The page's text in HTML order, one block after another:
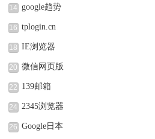
14 google趋势
16 tplogin.cn
18 IE浏览器
20 微信网页版
22 139邮箱
24 2345浏览器
26 Google日本